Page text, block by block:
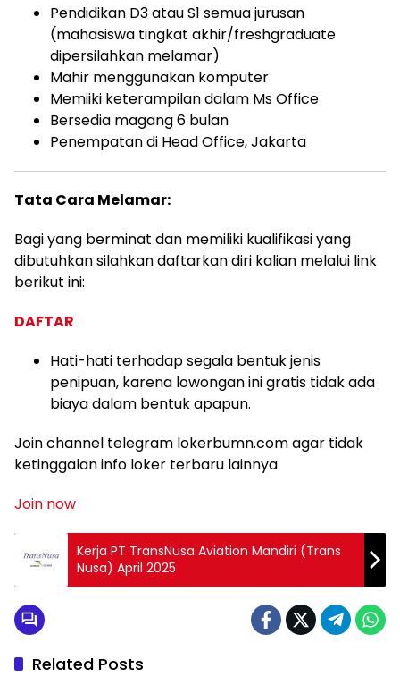
Pendidikan D3 atau S1 semua jurusan
(mahasiswa tingkat akhir/freshgraduate
dipersilahkan melamar)
Mahir menggunakan komputer
Memiiki keterampilan dalam Ms Office
Bersedia magang 6 bulan
Penempatan di Head Office, Jakarta
Tata Cara Melamar:
Bagi yang berminat dan memiliki kualifikasi yang
dibutuhkan silahkan daftarkan diri kalian melalui link
berikut ini:
DAFTAR
Hati-hati terhadap segala bentuk jenis
penipuan, karena lowongan ini gratis tidak ada
biaya dalam bentuk apapun.
Join channel telegram lokerbumn.com agar tidak
ketinggalan info loker terbaru lainnya
Join now
Kerja PT TransNusa Aviation Mandiri (Trans
Nusa) April 2025
Related Posts